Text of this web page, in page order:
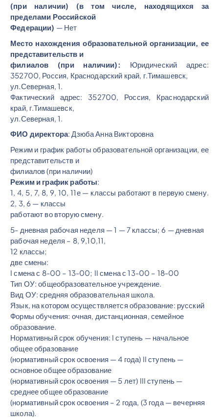
(при наличии) (в том числе, находящихся за
пределами Российской
Федерации) — Нет
Место нахождения образовательной организации, ее
представительств и
филиалов (при наличии): Юридический адрес:
352700, Россия, Краснодарский край, г.Тимашевск,
ул.Северная, 1.
Фактический адрес: 352700, Россия, Краснодарский
край, г.Тимашевск,
ул.Северная, 1.
ФИО директора: Дзюба Анна Викторовна
Режим и график работы образовательной организации, ее
представительств и
филиалов (при наличии)
Режим и график работы:
1, 4, 5, 7, 8, 9, 10, 11е — классы работают в первую смену.
2, 3, 6 — классы
работают во вторую смену.
5- дневная рабочая неделя — 1 — 7 классы; 6 — дневная
рабочая неделя – 8, 9,10,11,
12 классы;
две смены:
I смена с 8-00 – 13-00; II смена с 13-00 – 18-00
Тип ОУ: общеобразовательное учреждение.
Вид ОУ: средняя образовательная школа.
Язык, на котором осуществляется образование: русский
Формы обучения: очная, дистанционная, семейное
образование.
Нормативный срок обучения: I ступень — начальное
общее образование
(нормативный срок освоения — 4 года) II ступень —
основное общее образование
(нормативный срок освоения — 5 лет) III ступень —
среднее общее образование
(нормативный срок освоения – 2 года, (3 года — вечерняя
школа).